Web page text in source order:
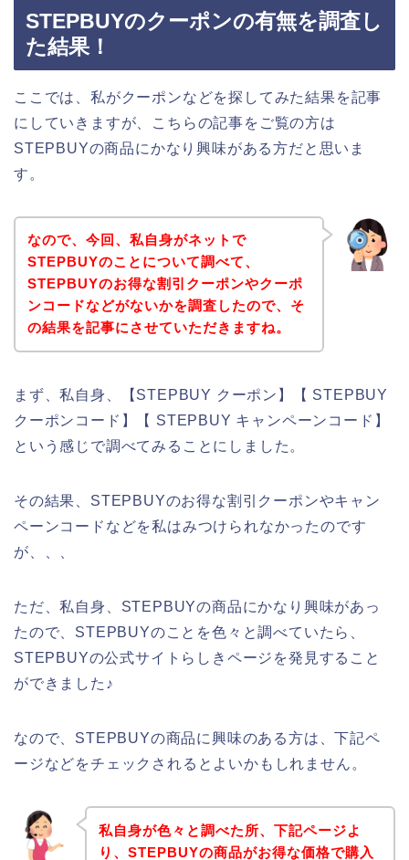
STEPBUYのクーポンの有無を調査し
た結果！
ここでは、私がクーポンなどを探してみた結果を記事
にしていきますが、こちらの記事をご覧の方は
STEPBUYの商品にかなり興味がある方だと思いま
す。
なので、今回、私自身がネットで
STEPBUYのことについて調べて、
STEPBUYのお得な割引クーポンやクーポ
ンコードなどがないかを調査したので、そ
の結果を記事にさせていただきますね。
まず、私自身、【STEPBUY クーポン】【 STEPBUY
クーポンコード】【 STEPBUY キャンペーンコード】
という感じで調べてみることにしました。
その結果、STEPBUYのお得な割引クーポンやキャン
ペーンコードなどを私はみつけられなかったのです
が、、、
ただ、私自身、STEPBUYの商品にかなり興味があっ
たので、STEPBUYのことを色々と調べていたら、
STEPBUYの公式サイトらしきページを発見すること
ができました♪
なので、STEPBUYの商品に興味のある方は、下記ペ
ージなどをチェックされるとよいかもしれません。
私自身が色々と調べた所、下記ページよ
り、STEPBUYの商品がお得な価格で購入